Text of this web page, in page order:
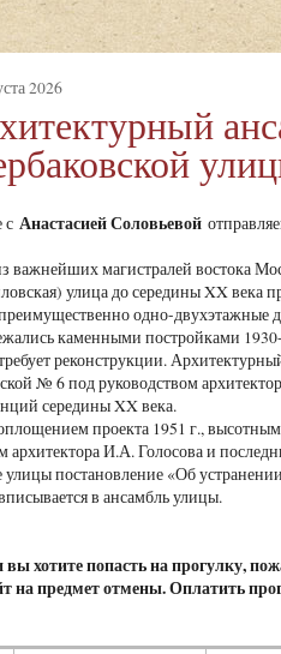
2026
с Анастасией Соловьевой
важнейших магистралей востока
улица до середины XX века
одно-двухэтажные
каменными постройками
реконструкции.
№ 6 под руководством
середины XX века.
проекта 1951 г.,
архитектора И.А. Голосова и
улицы постановление «Об
в ансамбль улицы.
хотите попасть на прогулку,
на предмет отмены. Оплатить